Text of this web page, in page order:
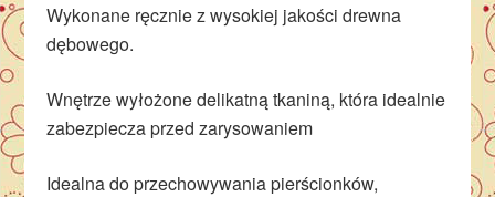
Wykonane ręcznie z wysokiej jakości drewna
dębowego.
Wnętrze wyłożone delikatną tkaniną, która idealnie
zabezpiecza przed zarysowaniem
Idealna do przechowywania pierścionków,